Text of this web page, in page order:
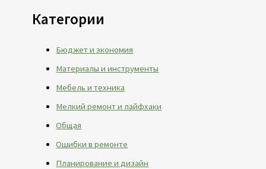
Категории
Бюджет и экономия
Материалы и инструменты
Мебель и техника
Мелкий ремонт и лайфхаки
Общая
Ошибки в ремонте
Планирование и дизайн